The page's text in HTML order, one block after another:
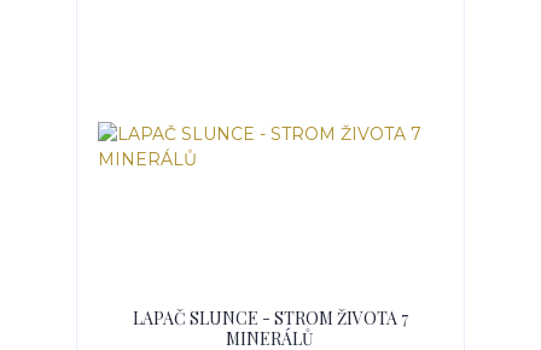
LAPAČ SLUNCE - STROM ŽIVOTA 7
MINERÁLŮ